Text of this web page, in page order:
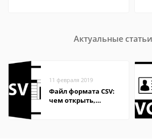
Актуальные статьи
11 февраля 2019
Файл формата CSV:
чем открыть,